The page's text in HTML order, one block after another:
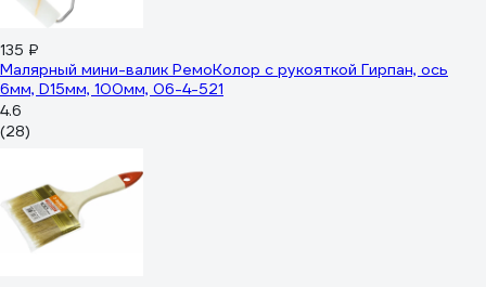
135 ₽
Малярный мини-валик РемоКолор с рукояткой Гирпан, ось
6мм, D15мм, 100мм, 06-4-521
4.6
(28)